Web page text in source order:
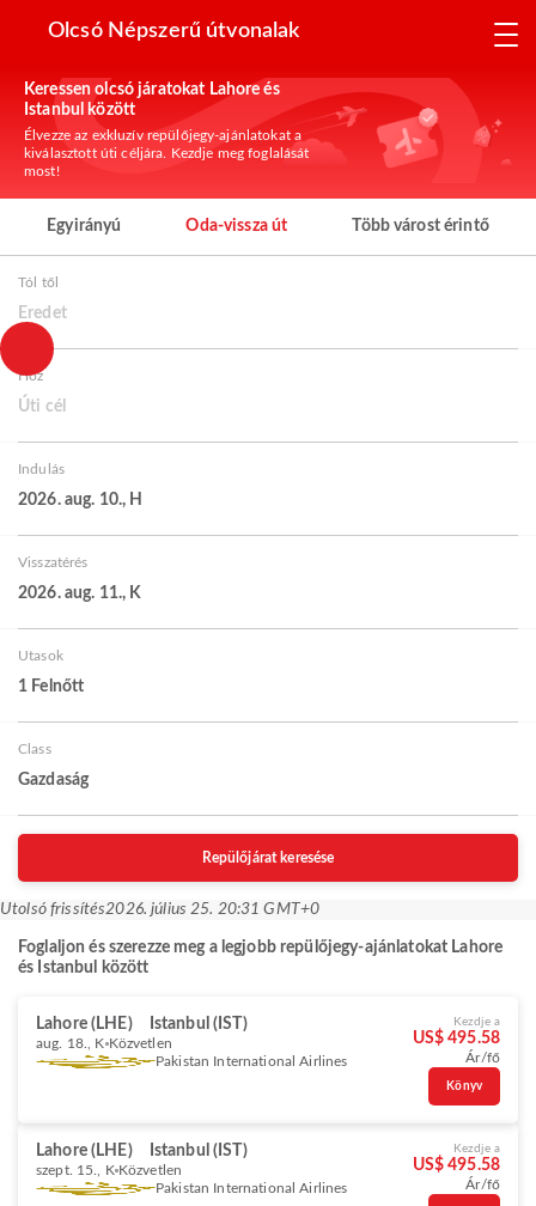
Olcsó Népszerű útvonalak
Keressen olcsó járatokat Lahore és
Istanbul között
Élvezze az exkluzív repülőjegy-ajánlatokat a
kiválasztott úti céljára. Kezdje meg foglalását
most!
Egyirányú Oda-vissza út Több várost érintő
Tól től
Eredet
Hoz
Úti cél
Indulás
2026. aug. 10., H
Visszatérés
2026. aug. 11., K
Utasok
1 Felnőtt
Class
Gazdaság
Repülőjárat keresése
Utolsó frissítés2026. július 25. 20:31 GMT+0
Foglaljon és szerezze meg a legjobb repülőjegy-ajánlatokat Lahore
és Istanbul között
Lahore (LHE) Istanbul (IST)
aug. 18., K Közvetlen
Pakistan International Airlines
Kezdje a
US$ 495.58
Ár/fő
Könyv
Lahore (LHE) Istanbul (IST)
szept. 15., K Közvetlen
Pakistan International Airlines
Kezdje a
US$ 495.58
Ár/fő